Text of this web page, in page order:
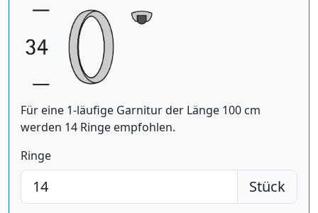
Für eine 1-läufige Garnitur der Länge 100 cm
werden 14 Ringe empfohlen.
Ringe
Stück